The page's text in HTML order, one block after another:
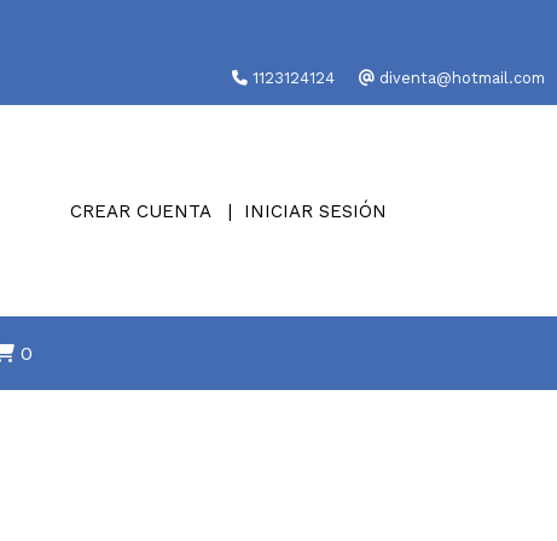
1123124124 diventa@hotmail.com
CREAR CUENTA INICIAR SESIÓN
0